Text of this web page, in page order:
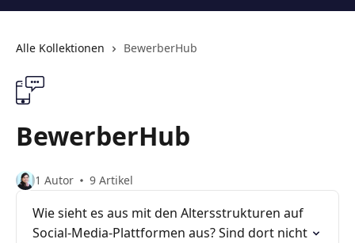
Alle Kollektionen BewerberHub
BewerberHub
1 Autor 9 Artikel
Wie sieht es aus mit den Altersstrukturen auf
Social-Media-Plattformen aus? Sind dort nicht